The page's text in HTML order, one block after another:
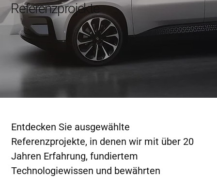
Referenzprojekte
Entdecken Sie ausgewählte
Referenzprojekte, in denen wir mit über 20
Jahren Erfahrung, fundiertem
Technologiewissen und bewährten